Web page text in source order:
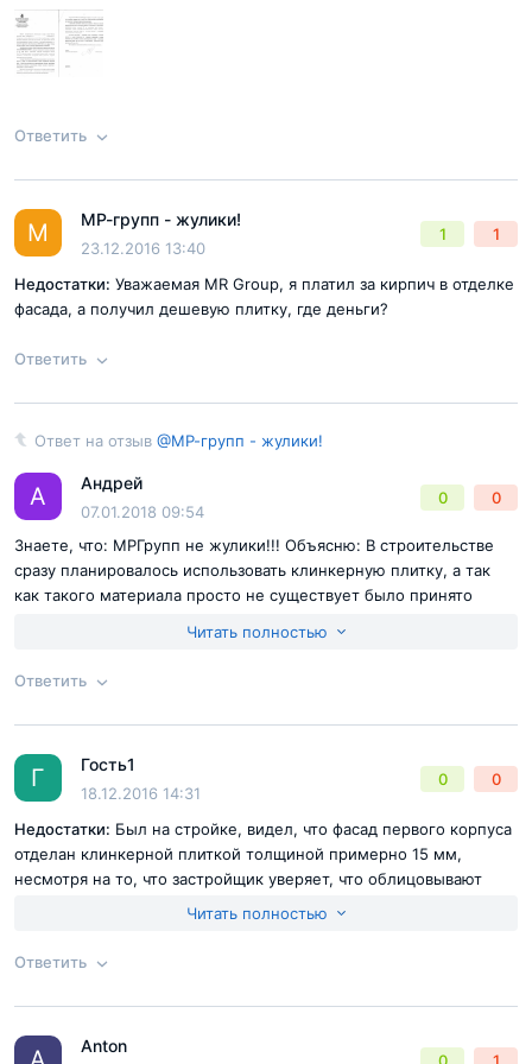
отправлять жалобы в Мосгосстройнадзор и другие надзорные
органы, что мы не согласны с изменением проектной
декларации. Призываю вас не быть безучастными в
удешевлять проект. Ведь это всегда влечет за собой ухудшение
Согласен с
Ответить
Ответ на отзыв @Ирина
Отправить комментарий
М МР-групп - жулики!
23.12.2016 13:40
1 1
Недостатки: Уважаемая MR Group, я платил за кирпич в отделке
фасада, а получил дешевую плитку, где деньги?
Ответить
Ответ на отзыв @МР-групп - жулики!
Согласен с
Ответ на отзыв @МР-групп - жулики!
А Андрей
07.01.2018 09:54
0 0
Знаете, что: МРГрупп не жулики!!! Объясню: В строительстве
сразу планировалось использовать клинкерную плитку, а так
как такого материала просто не существует было принято
Читать полностью
Ответить
Ответ на отзыв
Согласен справилами публикациина сайте
Г Гость1
18.12.2016 14:31
0 0
Недостатки: Был на стройке, видел, что фасад первого корпуса
отделан клинкерной плиткой толщиной примерно 15 мм,
несмотря на то, что застройщик уверяет, что облицовывают
клинкерным кирпичом формата 250х85(t)х65(h)мм. В
ворует, застройщик или на стройке?
Читать полностью
Ответить
Ответ на отзыв
Anton
0 1